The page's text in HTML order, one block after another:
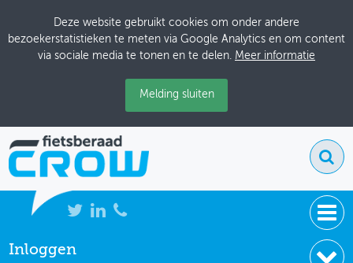
Deze website gebruikt cookies om onder andere
bezoekerstatistieken te meten via Google Analytics en om content
via sociale media te tonen en te delen. Meer informatie
Melding sluiten
NIEUWS
Inloggen